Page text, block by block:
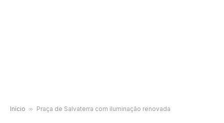
Início » Praça de Salvaterra com iluminação renovada